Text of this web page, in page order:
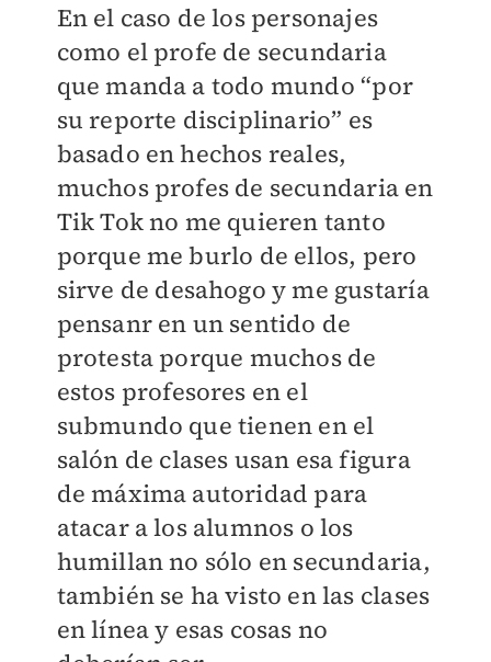
En el caso de los personajes
como el profe de secundaria
que manda a todo mundo “por
su reporte disciplinario” es
basado en hechos reales,
muchos profes de secundaria en
Tik Tok no me quieren tanto
porque me burlo de ellos, pero
sirve de desahogo y me gustaría
pensanr en un sentido de
protesta porque muchos de
estos profesores en el
submundo que tienen en el
salón de clases usan esa figura
de máxima autoridad para
atacar a los alumnos o los
humillan no sólo en secundaria,
también se ha visto en las clases
en línea y esas cosas no